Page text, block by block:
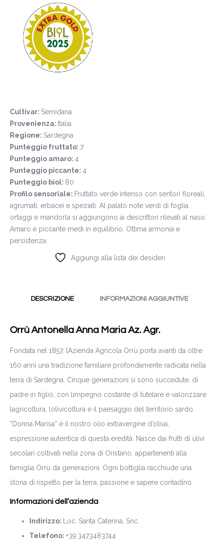
Cultivar: Semidana
Provenienza: Italia
Regione: Sardegna
Punteggio fruttato: 7
Punteggio amaro: 4
Punteggio piccante: 4
Punteggio biol: 80
Profilo sensoriale: Fruttato verde intenso con sentori floreali,
agrumati, erbacei e speziati. Al palato note verdi di foglia,
ortaggi e mandorla si aggiungono ai descrittori rilevati al naso.
Amaro e piccante medi in equilibrio. Ottima armonia e
persistenza.
Aggiungi alla lista dei desideri
DESCRIZIONE INFORMAZIONI AGGIUNTIVE
Orrù Antonella Anna Maria Az. Agr.
Fondata nel 1857, lAzienda Agricola Orrù porta avanti da oltre
160 anni una tradizione familiare profondamente radicata nella
terra di Sardegna. Cinque generazioni si sono succedute, di
padre in figlio, con limpegno costante di tutelare e valorizzare
lagricoltura, lolivicoltura e il paesaggio del territorio sardo.
“Donna Marisa” è il nostro olio extravergine d’oliva,
espressione autentica di questa eredità. Nasce dai frutti di ulivi
secolari coltivati nella zona di Oristano, appartenenti alla
famiglia Orrù da generazioni. Ogni bottiglia racchiude una
storia di rispetto per la terra, passione e sapere contadino.
Informazioni dell’azienda
Indirizzo:
Loc. Santa Caterina, Snc
Telefono: +39.3473483744